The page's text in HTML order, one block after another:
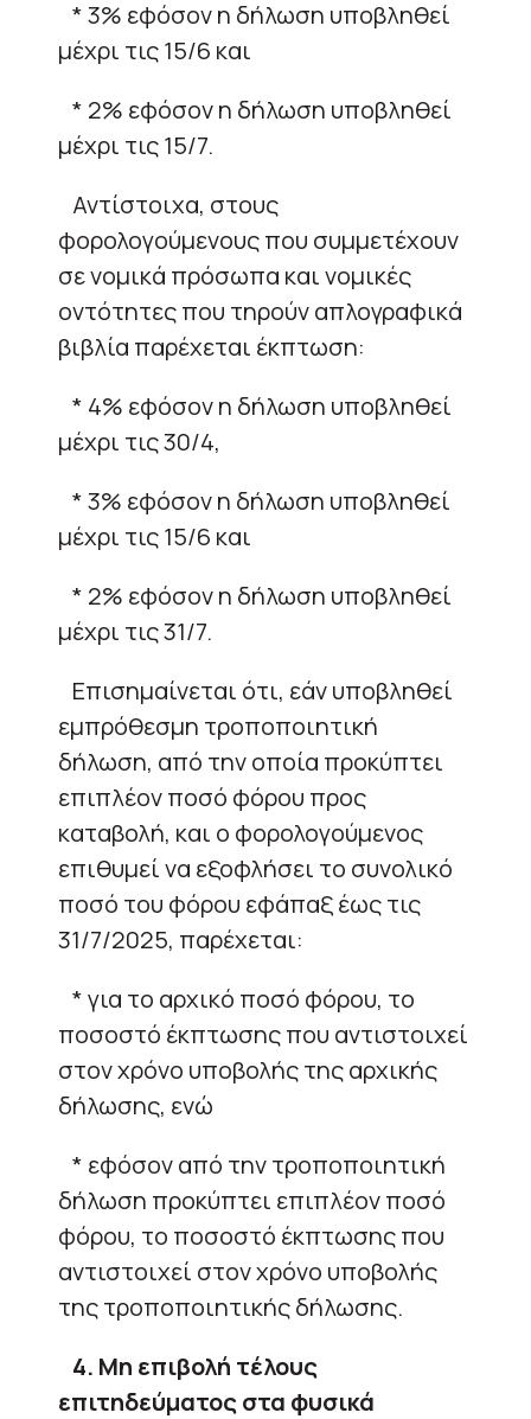
* 3% εφόσον η δήλωση υποβληθεί
μέχρι τις 15/6 και
* 2% εφόσον η δήλωση υποβληθεί
μέχρι τις 15/7.
Αντίστοιχα, στους
φορολογούμενους που συμμετέχουν
σε νομικά πρόσωπα και νομικές
οντότητες που τηρούν απλογραφικά
βιβλία παρέχεται έκπτωση:
* 4% εφόσον η δήλωση υποβληθεί
μέχρι τις 30/4,
* 3% εφόσον η δήλωση υποβληθεί
μέχρι τις 15/6 και
* 2% εφόσον η δήλωση υποβληθεί
μέχρι τις 31/7.
Επισημαίνεται ότι, εάν υποβληθεί
εμπρόθεσμη τροποποιητική
δήλωση, από την οποία προκύπτει
επιπλέον ποσό φόρου προς
καταβολή, και ο φορολογούμενος
επιθυμεί να εξοφλήσει το συνολικό
ποσό του φόρου εφάπαξ έως τις
31/7/2025, παρέχεται:
* για το αρχικό ποσό φόρου, το
ποσοστό έκπτωσης που αντιστοιχεί
στον χρόνο υποβολής της αρχικής
δήλωσης, ενώ
* εφόσον από την τροποποιητική
δήλωση προκύπτει επιπλέον ποσό
φόρου, το ποσοστό έκπτωσης που
αντιστοιχεί στον χρόνο υποβολής
της τροποποιητικής δήλωσης.
4. Μη επιβολή τέλους
επιτηδεύματος στα φυσικά